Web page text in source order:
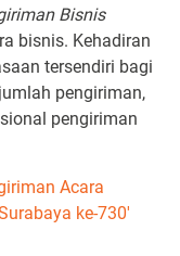
Bisnis
bisnis. Kehadiran
tersendiri bagi
pengiriman,
pengiriman
Acara
ke-730'